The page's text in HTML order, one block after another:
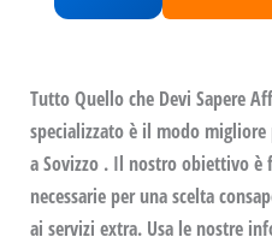
Tutto Quello che Devi Sapere
specializzato è il modo
a Sovizzo . Il nostro obiettivo
necessarie per una scelta
ai servizi extra. Usa le nostre